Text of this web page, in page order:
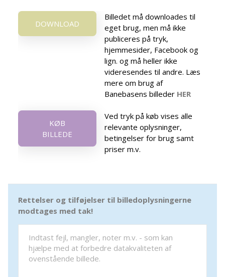
DOWNLOAD
Billedet må downloades til
eget brug, men må ikke
publiceres på tryk,
hjemmesider, Facebook og
lign. og må heller ikke
videresendes til andre. Læs
mere om brug af
Banebasens billeder HER
KØB
BILLEDE
Ved tryk på køb vises alle
relevante oplysninger,
betingelser for brug samt
priser m.v.
Rettelser og tilføjelser til billedoplysningerne
modtages med tak!